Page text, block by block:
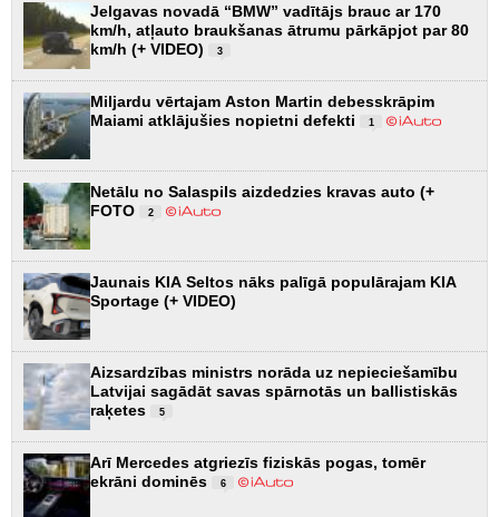
Jelgavas novadā “BMW” vadītājs brauc ar 170
km/h, atļauto braukšanas ātrumu pārkāpjot par 80
km/h (+ VIDEO)
3
Miljardu vērtajam Aston Martin debesskrāpim
Maiami atklājušies nopietni defekti
1
Netālu no Salaspils aizdedzies kravas auto (+
FOTO
2
Jaunais KIA Seltos nāks palīgā populārajam KIA
Sportage (+ VIDEO)
Aizsardzības ministrs norāda uz nepieciešamību
Latvijai sagādāt savas spārnotās un ballistiskās
raķetes
5
Arī Mercedes atgriezīs fiziskās pogas, tomēr
ekrāni dominēs
6